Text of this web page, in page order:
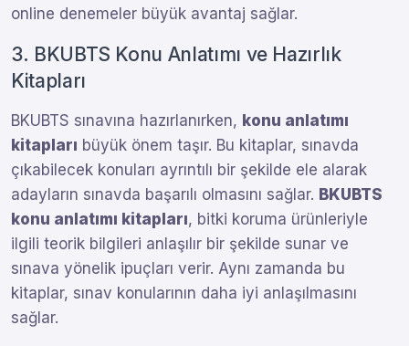
online denemeler büyük avantaj sağlar.
3. BKUBTS Konu Anlatımı ve Hazırlık
Kitapları
BKUBTS sınavına hazırlanırken, konu anlatımı
kitapları büyük önem taşır. Bu kitaplar, sınavda
çıkabilecek konuları ayrıntılı bir şekilde ele alarak
adayların sınavda başarılı olmasını sağlar. BKUBTS
konu anlatımı kitapları, bitki koruma ürünleriyle
ilgili teorik bilgileri anlaşılır bir şekilde sunar ve
sınava yönelik ipuçları verir. Aynı zamanda bu
kitaplar, sınav konularının daha iyi anlaşılmasını
sağlar.